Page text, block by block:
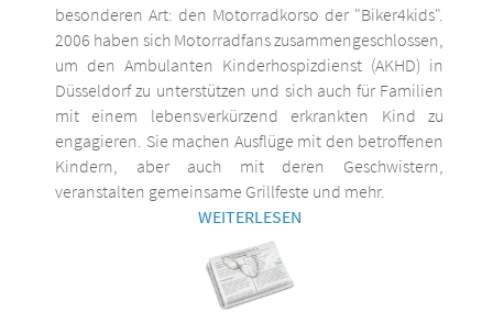
besonderen Art: den Motorradkorso der "Biker4kids".
2006 haben sich Motorradfans zusammengeschlossen,
um den Ambulanten Kinderhospizdienst (AKHD) in
Düsseldorf zu unterstützen und sich auch für Familien
mit einem lebensverkürzend erkrankten Kind zu
engagieren. Sie machen Ausflüge mit den betroffenen
Kindern, aber auch mit deren Geschwistern,
veranstalten gemeinsame Grillfeste und mehr.
WEITERLESEN